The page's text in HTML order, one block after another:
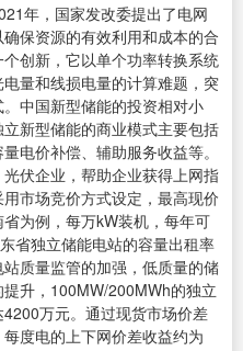
年，国家发改委提出了电网
保资源的有效利用和成本的合
创新，它以单个功率转换系统
电量和线损电量的计算难题，突
中国新型储能的投资相对小
新型储能的商业模式主要包括
电价补偿、辅助服务收益等。
伏企业，帮助企业获得上网指
市场竞价方式设定，最高现价
为例，每万kW装机，每年可
省独立储能电站的容量出租率
质量监管的加强，低质量的储
升，100MW/200MWh的独立
万元。通过现货市场价差
度电的上下网价差收益约为